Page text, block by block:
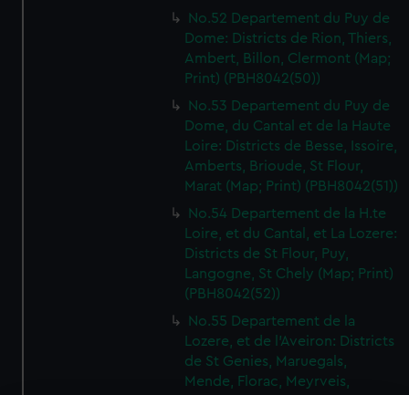
No.52 Departement du Puy de
Dome: Districts de Rion, Thiers,
Ambert, Billon, Clermont (Map;
Print) (PBH8042(50))
No.53 Departement du Puy de
Dome, du Cantal et de la Haute
Loire: Districts de Besse, Issoire,
Amberts, Brioude, St Flour,
Marat (Map; Print) (PBH8042(51))
No.54 Departement de la H.te
Loire, et du Cantal, et La Lozere:
Districts de St Flour, Puy,
Langogne, St Chely (Map; Print)
(PBH8042(52))
No.55 Departement de la
Lozere, et de l'Aveiron: Districts
de St Genies, Maruegals,
Mende, Florac, Meyrveis,